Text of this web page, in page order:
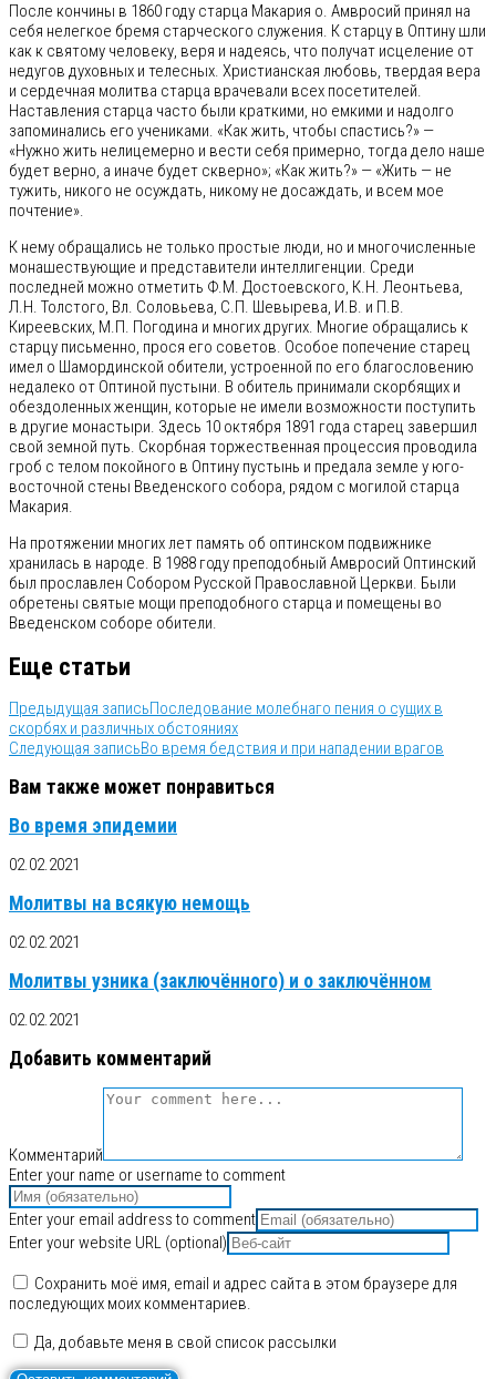
После кончины в 1860 году старца Макария о. Амвросий принял на
себя нелегкое бремя старческого служения. К старцу в Оптину шли
как к святому человеку, веря и надеясь, что получат исцеление от
недугов духовных и телесных. Христианская любовь, твердая вера
и сердечная молитва старца врачевали всех посетителей.
Наставления старца часто были краткими, но емкими и надолго
запоминались его учениками. «Как жить, чтобы спастись?» —
«Нужно жить нелицемерно и вести себя примерно, тогда дело наше
будет верно, а иначе будет скверно»; «Как жить?» — «Жить — не
тужить, никого не осуждать, никому не досаждать, и всем мое
почтение».
К нему обращались не только простые люди, но и многочисленные
монашествующие и представители интеллигенции. Среди
последней можно отметить Ф.М. Достоевского, К.Н. Леонтьева,
Л.Н. Толстого, Вл. Соловьева, С.П. Шевырева, И.В. и П.В.
Киреевских, М.П. Погодина и многих других. Многие обращались к
старцу письменно, прося его советов. Особое попечение старец
имел о Шамординской обители, устроенной по его благословению
недалеко от Оптиной пустыни. В обитель принимали скорбящих и
обездоленных женщин, которые не имели возможности поступить
в другие монастыри. Здесь 10 октября 1891 года старец завершил
свой земной путь. Скорбная торжественная процессия проводила
гроб с телом покойного в Оптину пустынь и предала земле у юго-
восточной стены Введенского собора, рядом с могилой старца
Макария.
На протяжении многих лет память об оптинском подвижнике
хранилась в народе. В 1988 году преподобный Амвросий Оптинский
был прославлен Собором Русской Православной Церкви. Были
обретены святые мощи преподобного старца и помещены во
Введенском соборе обители.
Еще статьи
Предыдущая записьПоследование молебнаго пения о сущих в
скорбях и различных обстояниях
Следующая записьВо время бедствия и при нападении врагов
Вам также может понравиться
Во время эпидемии
02.02.2021
Молитвы на всякую немощь
02.02.2021
Молитвы узника (заключённого) и о заключённом
02.02.2021
Добавить комментарий
Комментарий
Enter your name or username to comment
Enter your email address to comment
Enter your website URL (optional)
Сохранить моё имя, email и адрес сайта в этом браузере для
последующих моих комментариев.
Да, добавьте меня в свой список рассылки